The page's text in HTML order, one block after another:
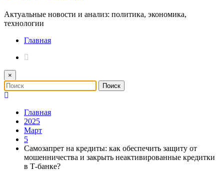
Актуальные новости и анализ: политика, экономика,
технологии
Главная
×
Главная
2025
Март
5
Самозапрет на кредиты: как обеспечить защиту от
мошенничества и закрыть неактивированные кредитки
в Т-банке?